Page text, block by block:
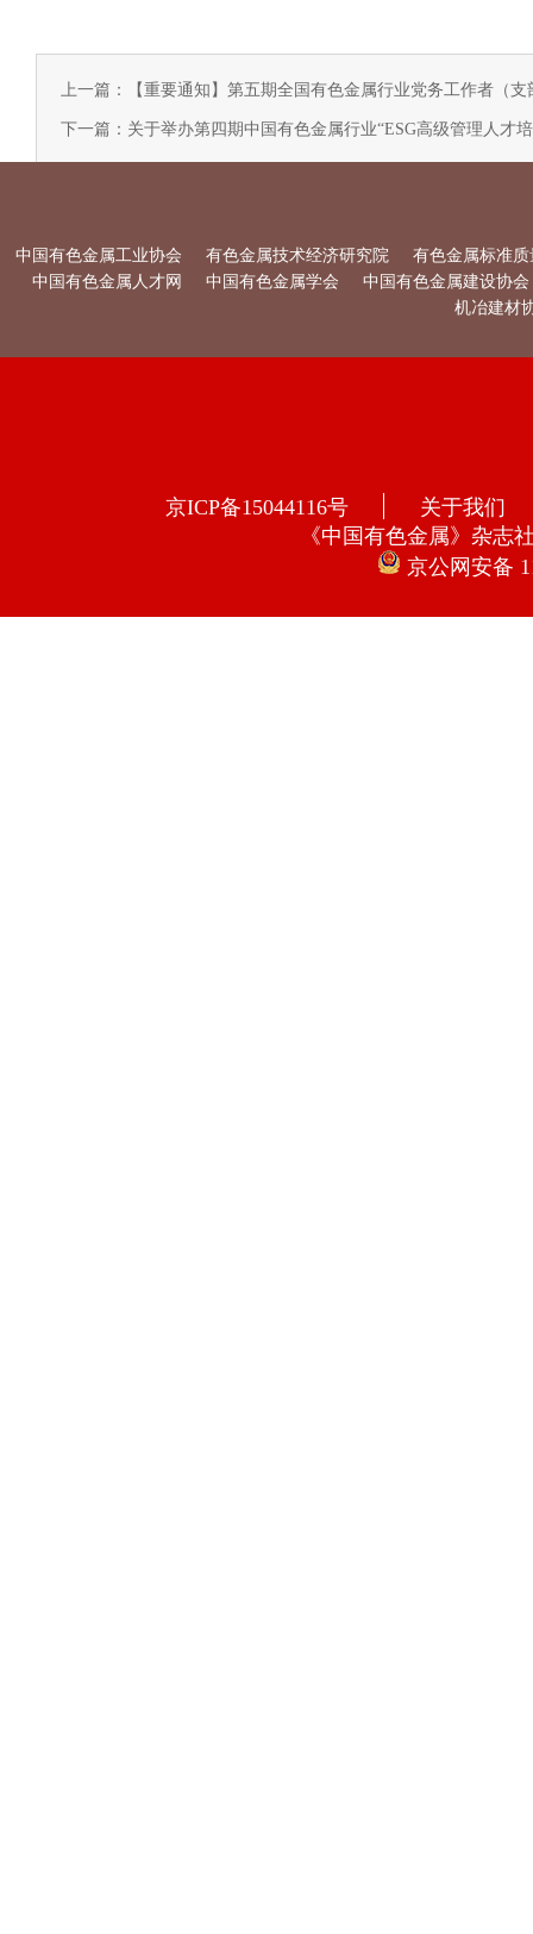
上一篇：【重要通知】第五期全国有色金属行业党务工作者（
下一篇：关于举办第四期中国有色金属行业“ESG高级管理人才
中国有色金属工业协会 有色金属技术经济研究院
有色金属标准
中国有色金属人才网
中国有色金属学会
中国有色金属建设协会
机冶建材
京ICP备15044116号
关于我们
《中国有色金属》杂志
京公网安备